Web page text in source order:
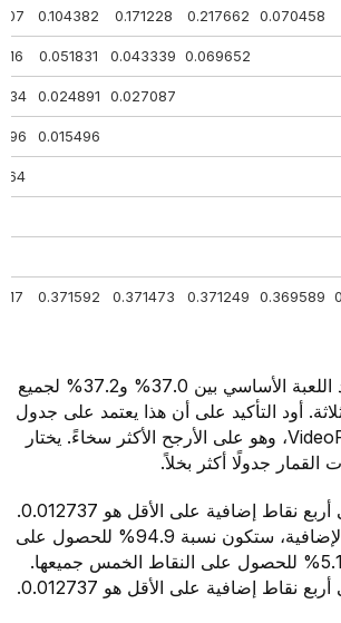
0.070458
0.217662
0.171228
0.104382
0.069652
0.043339
0.051831
0.027087
0.024891
0.015496
0.369589
0.371249
0.371473
0.371592
كما ترى، يتراوح عائد اللعبة الأساسي بين 37.0% و37.2% لجميع
ثلاثة. أود التأكيد على أن هذا يعتمد على جدول
مكافآت VideoPoker.com، وهو على الأرجح الأكثر سخاءً. يختار
جدولًا أكثر بخلاً.
احتمال الحصول على أربع نقاط إضافية على الأقل هو 0.012737.
من بين هذه النقاط الإضافية، ستكون نسبة 94.9% للحصول على
أربع نقاط إضافية، و5.1% للحصول على النقاط الخمس جميعها.
نقاط إضافية على الأقل هو 0.012737.